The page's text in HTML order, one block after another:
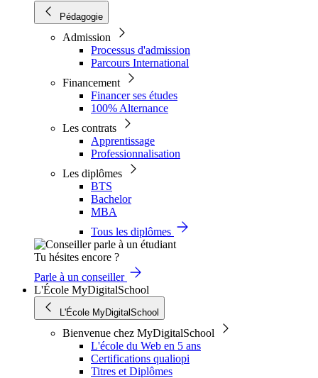
Pédagogie
Admission
Processus d'admission
Parcours International
Financement
Financer ses études
100% Alternance
Les contrats
Apprentissage
Professionnalisation
Les diplômes
BTS
Bachelor
MBA
Tous les diplômes
Tu hésites encore ?
Parle à un conseiller
L'École MyDigitalSchool
L'École MyDigitalSchool
Bienvenue chez MyDigitalSchool
L'école du Web en 5 ans
Certifications qualiopi
Titres et Diplômes